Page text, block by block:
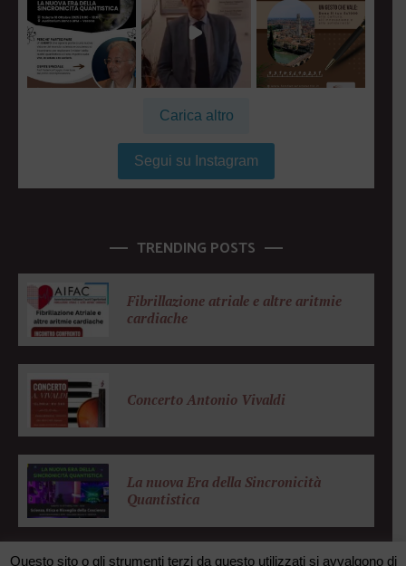
Carica altro
Segui su Instagram
TRENDING POSTS
Fibrillazione atriale e altre aritmie
cardiache
Concerto Antonio Vivaldi
La nuova Era della Sincronicità
Quantistica
Questo sito o gli strumenti terzi da questo utilizzati si avvalgono di